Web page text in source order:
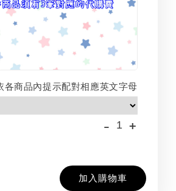
商品內提示配對相應英文字母
- +
加入購物車